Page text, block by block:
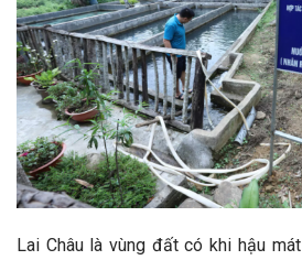
Lai Châu là vùng đất có khi hậu